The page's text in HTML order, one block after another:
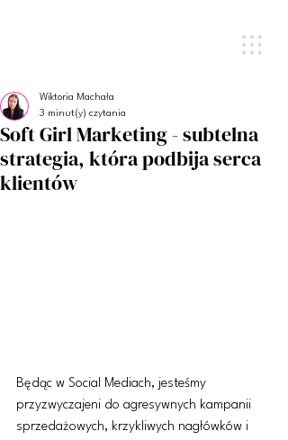
Soft Girl Marketing - subtelna
strategia, która podbija serca
klientów
Wiktoria Machała
3 minut(y) czytania
Będąc w Social Mediach, jesteśmy
przyzwyczajeni do agresywnych kampanii
sprzedażowych, krzykliwych nagłówków i